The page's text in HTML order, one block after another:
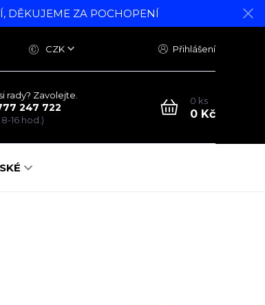
DĚKUJEME ZA POCHOPENÍ
CZK Přihlášení
rady? Zavolejte.
247 722
16 hod.)
0 ks
0 Kč